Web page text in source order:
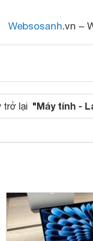
Websosanh.vn –
trở lại "Máy tính -